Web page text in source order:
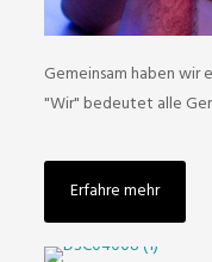
Gemeinsam haben wir
"Wir" bedeutet alle
Erfahre mehr
NEXT